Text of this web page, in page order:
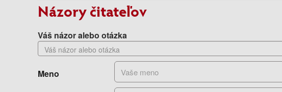
Názory čitateľov
Váš názor alebo otázka
Meno